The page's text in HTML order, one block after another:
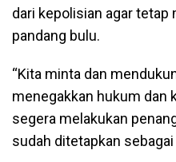
dari kepolisian agar
pandang bulu.
“Kita minta dan
menegakkan hukum dan
segera melakukan
sudah ditetapkan sebagai